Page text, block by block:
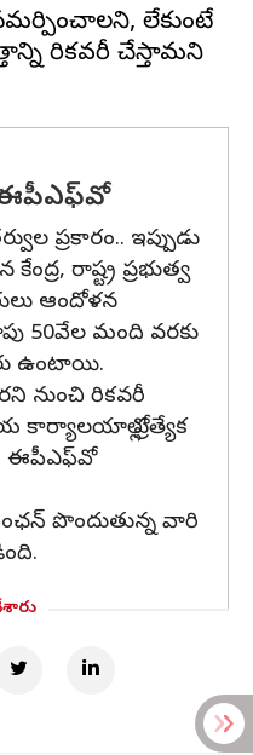
లేకుంటే
రికవరీ చేస్తామని
ఈపీఎఫ్‌వో
ప్రకారం.. ఇప్పుడు
రాష్ట్ర ప్రభుత్వ
ఆందోళన
50వేల మంది వరకు
ఉంటాయి.
నుంచి రికవరీ
కార్యాలయాల్లో ప్రత్యేక
ఈపీఎఫ్‌వో
పొందుతున్న వారి